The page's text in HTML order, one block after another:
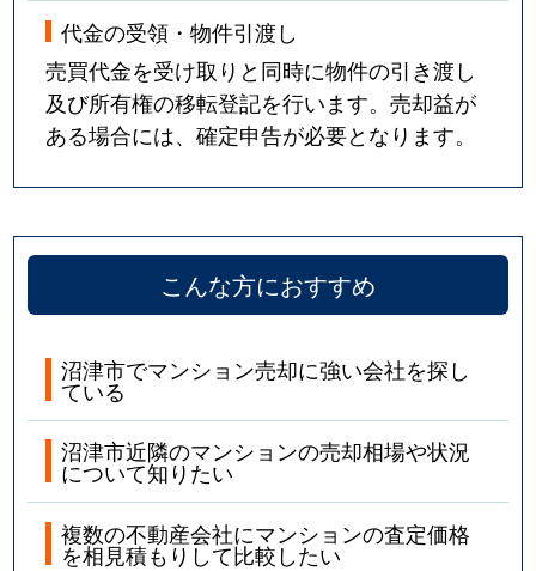
代金の受領・物件引渡し
売買代金を受け取りと同時に物件の引き渡し
及び所有権の移転登記を行います。売却益が
ある場合には、確定申告が必要となります。
こんな方におすすめ
沼津市でマンション売却に強い会社を探し
ている
沼津市近隣のマンションの売却相場や状況
について知りたい
複数の不動産会社にマンションの査定価格
を相見積もりして比較したい